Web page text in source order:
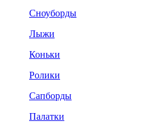
Сноуборды
Лыжи
Коньки
Ролики
Сапборды
Палатки